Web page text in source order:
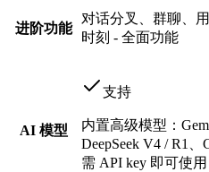
进阶功能
对话分叉、群聊、用
时刻 - 全面功能
AI 模型
支持
内置高级模型：
DeepSeek V4 / R1
需 API key 即可使用